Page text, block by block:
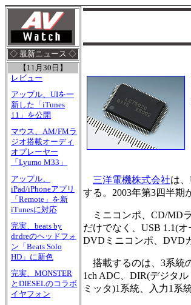
◇ 最新ニュース ◇
【11月30日】
レビュー
アップル、UIを一
新した「iTunes
11」を公開
マウス、AM/FMラ
ジオ搭載オーディ
オプレーヤー
「Lyumo M33」
アップル、
iPad/iPhoneアプリ
「Remote」を新
iTunesに対応
完実、beats by
dr.dreのヘッドフォ
ン「Beats Solo
HD」に新色
完実、MONSTER
とDIESELのコラボ
イヤフォン
三洋電機株式会社は
する。2003年第3四半期
ミニコンポ、CD/MD
だけでなく、USB 1.1(
DVDミニコンポ、DVD
搭載するのは、3系統
1ch ADC、DIR(デジタ
ミッタ)1系統、入力1系